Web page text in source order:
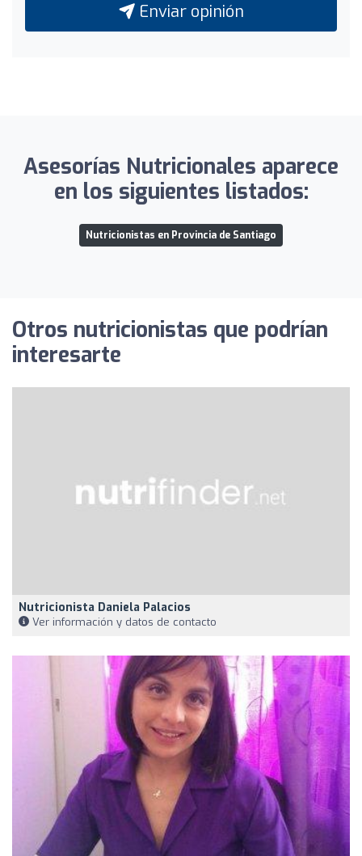
Enviar opinión
Asesorías Nutricionales aparece
en los siguientes listados:
Nutricionistas en Provincia de Santiago
Otros nutricionistas que podrían
interesarte
Nutricionista Daniela Palacios
Ver información y datos de contacto